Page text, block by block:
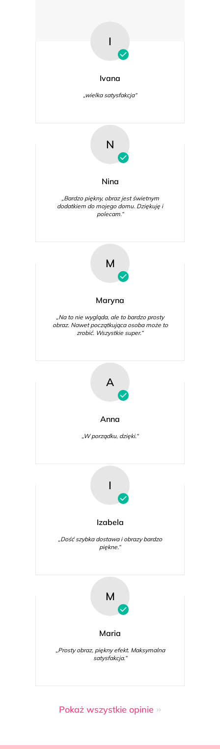
I
Ivana
„wielka satysfakcja“
N
Nina
„Bardzo piękny, obraz jest świetnym
dodatkiem do mojego domu. Dziękuję i
polecam.“
M
Maryna
„Na to nie wygląda, ale to bardzo prosty
obraz. Nawet początkująca osoba może to
zrobić. Wszystkie super.“
A
Anna
„W porządku, dzięki.“
I
Izabela
„Dość szybka dostawa i obrazy bardzo
piękne.“
M
Maria
„Prosty obraz, piękny efekt. Maksymalna
satysfakcja.“
Pokaż wszystkie opinie